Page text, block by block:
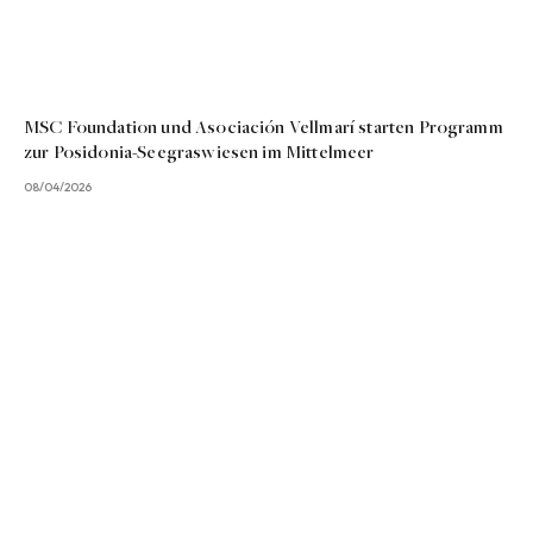
MSC Foundation und Asociación Vellmarí starten Programm
zur Posidonia-Seegraswiesen im Mittelmeer
08/04/2026